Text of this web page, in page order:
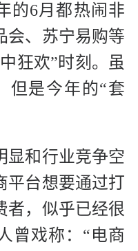
的6月都热闹非
会、苏宁易购等
狂欢”时刻。虽
但是今年的“套
显和行业竞争空
平台想要通过打
者，似乎已经很
曾戏称：“电商